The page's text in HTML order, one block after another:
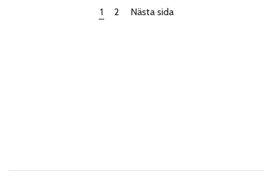
1 2 Nästa sida